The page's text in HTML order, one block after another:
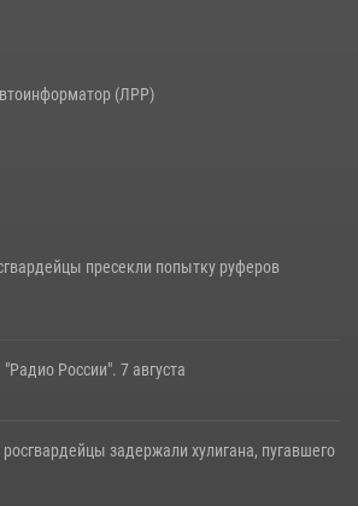
Росгвардии провели встречу с
клуба «Умные каникулы»
(ЛРР)
пресекли попытку руферов
России". 7 августа
задержали хулигана, пугавшего